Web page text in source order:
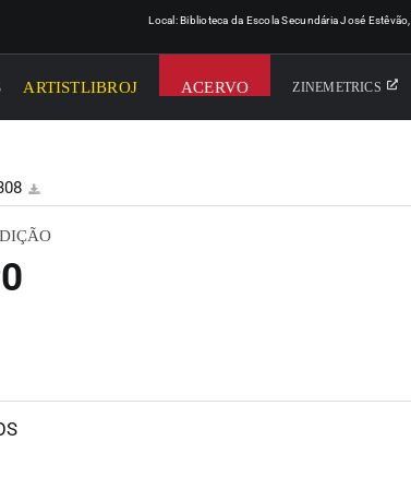
Local: Biblioteca da Escola Secundária José
ARTISTLIBROJ ACERVO ZINEMETRICS